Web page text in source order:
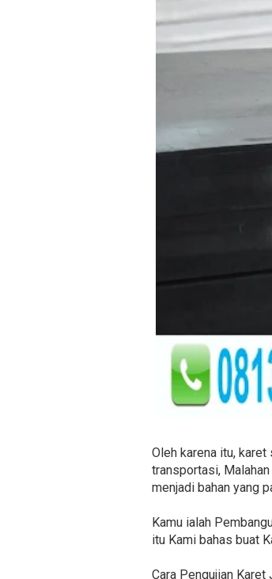
Oleh karena itu,
transportasi,
menjadi bahan yang
Kamu ialah
itu Kami bahas buat
Cara Pengujian Karet